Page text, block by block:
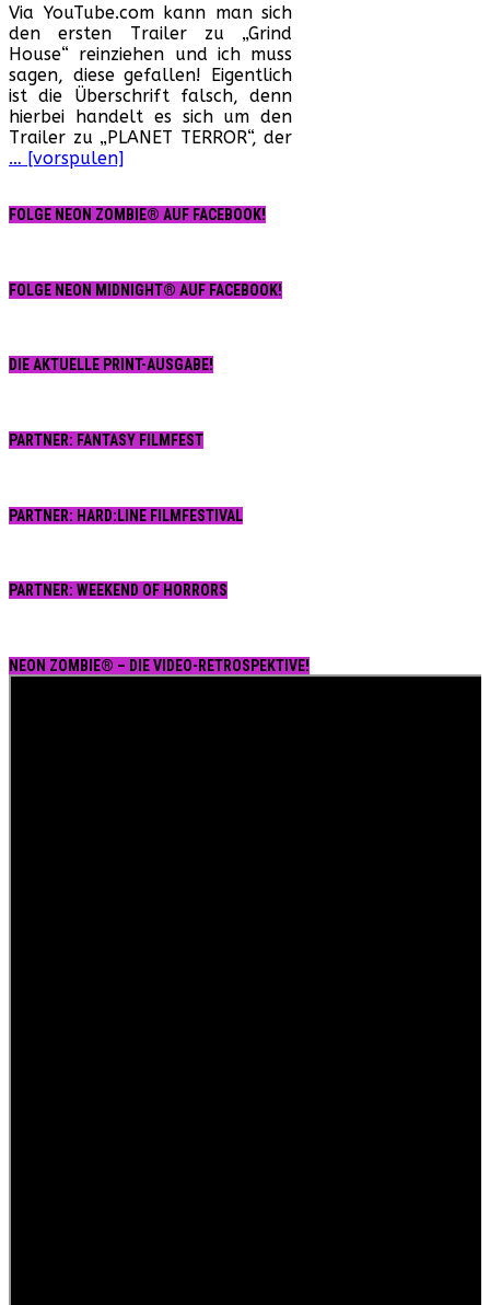
„Grindhouse“-
Trailer
online!
Via YouTube.com kann man sich
den ersten Trailer zu „Grind
House“ reinziehen und ich muss
sagen, diese gefallen! Eigentlich
ist die Überschrift falsch, denn
hierbei handelt es sich um den
Trailer zu „PLANET TERROR“, der
… [vorspulen]
FOLGE NEON ZOMBIE® AUF FACEBOOK!
FOLGE NEON MIDNIGHT® AUF FACEBOOK!
DIE AKTUELLE PRINT-AUSGABE!
PARTNER: FANTASY FILMFEST
PARTNER: HARD:LINE FILMFESTIVAL
PARTNER: WEEKEND OF HORRORS
NEON ZOMBIE® – DIE VIDEO-RETROSPEKTIVE!